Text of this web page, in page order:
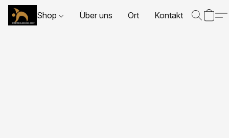
Shop Über uns Ort Kontakt